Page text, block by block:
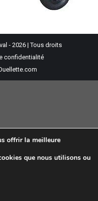
- 2026 | Tous droits
confidentialité
offrir la meilleure
que nous utilisons ou